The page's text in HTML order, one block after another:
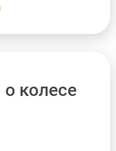
колесе